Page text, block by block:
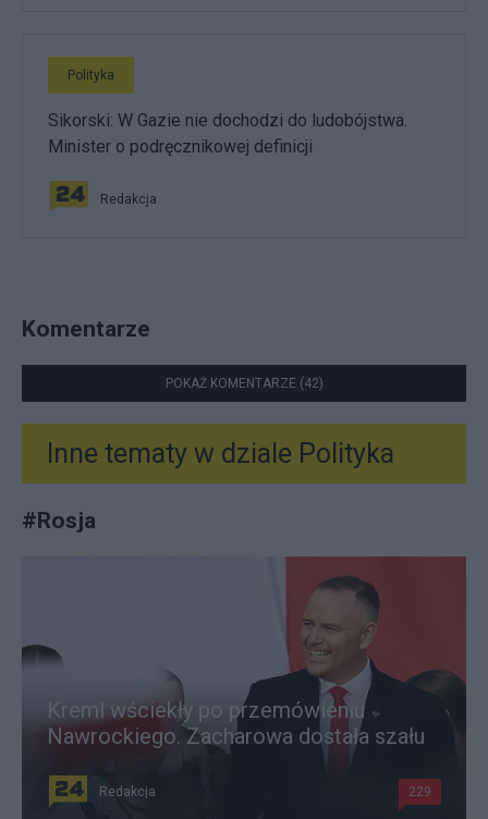
Polityka
Sikorski: W Gazie nie dochodzi do ludobójstwa.
Minister o podręcznikowej definicji
Redakcja
Komentarze
POKAŻ KOMENTARZE (42)
Inne tematy w dziale Polityka
#Rosja
Kreml wściekły po przemówieniu
Nawrockiego. Zacharowa dostała szału
Redakcja 229